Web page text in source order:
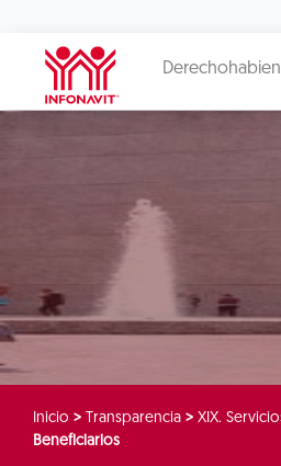
Inicio > Transparencia > XIX.
Beneficiarios